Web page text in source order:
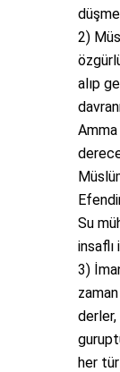
2)
alıp
Su
3)
derler,
her